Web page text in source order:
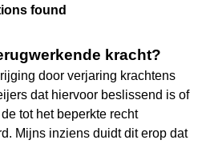
found
kracht?
door verjaring krachtens
dat hiervoor beslissend is of
tot het beperkte recht
Mijns inziens duidt dit erop dat